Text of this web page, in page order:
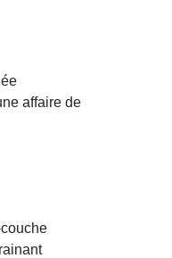
affaire de